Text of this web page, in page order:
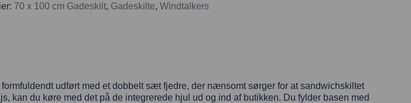
70 x 100 cm Gadeskilt, Gadeskilte, Windtalkers
udført med et dobbelt sæt fjedre, der nænsomt sørger for at sandwichskiltet
du køre med det på de integrerede hjul ud og ind af butikken. Du fylder basen med